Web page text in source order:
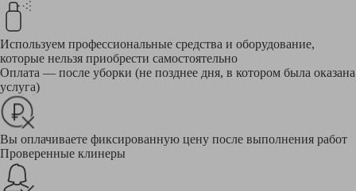
Используем профессиональные средства и оборудование,
которые нельзя приобрести самостоятельно
Оплата — после уборки (не позднее дня, в котором была оказана
услуга)
Вы оплачиваете фиксированную цену после выполнения работ
Проверенные клинеры